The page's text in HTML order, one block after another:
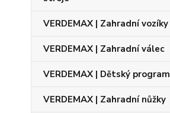
VERDEMAX | Zahradní vozíky
VERDEMAX | Zahradní válec
VERDEMAX | Dětský program
VERDEMAX | Zahradní nůžky